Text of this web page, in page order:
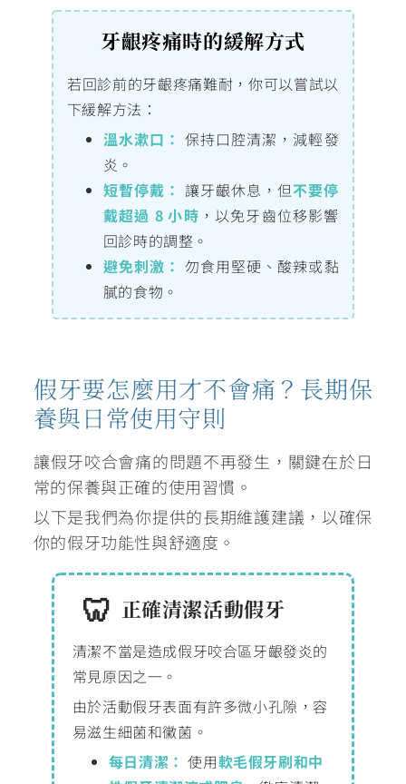
牙齦疼痛時的緩解方式
若回診前的牙齦疼痛難耐，你可以嘗試以
下緩解方法：
溫水漱口： 保持口腔清潔，減輕發
炎。
短暫停戴： 讓牙齦休息，但不要停
戴超過 8 小時 ，以免牙齒位移影響
回診時的調整。
避免刺激： 勿食用堅硬、酸辣或黏
膩的食物。
假牙要怎麼用才不會痛？長期保
養與日常使用守則
讓假牙咬合會痛的問題不再發生，關鍵在於日
常的保養與正確的使用習慣。
以下是我們為你提供的長期維護建議，以確保
你的假牙功能性與舒適度。
正確清潔活動假牙
清潔不當是造成假牙咬合區牙齦發炎的
常見原因之一。
由於活動假牙表面有許多微小孔隙，容
易滋生細菌和黴菌。
每日清潔： 使用軟毛假牙刷和中